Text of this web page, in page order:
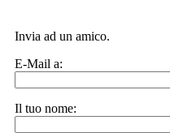
Invia ad un amico.
E-Mail a:
Il tuo nome: